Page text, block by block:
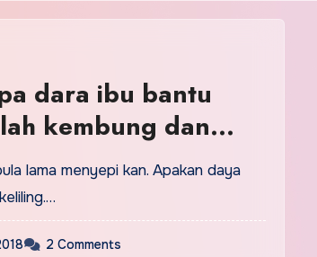
dara ibu bantu
kembung dan
lama menyepi kan. Apakan daya
2 Comments